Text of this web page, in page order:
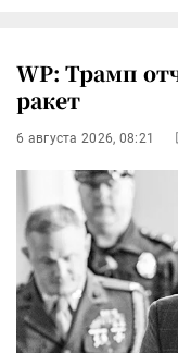
WP: Трамп
ракет
6 августа 2026, 08:21